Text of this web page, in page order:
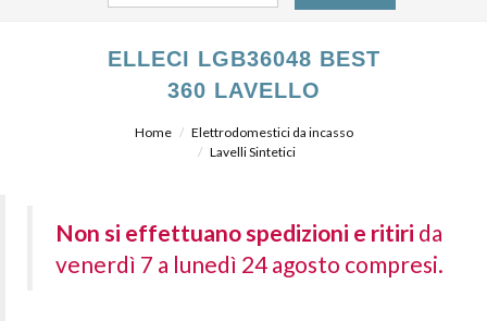
ELLECI LGB36048 BEST
360 LAVELLO
Home
Elettrodomestici da incasso
Lavelli Sintetici
Non si effettuano spedizioni e ritiri da
venerdì 7 a lunedì 24 agosto compresi.